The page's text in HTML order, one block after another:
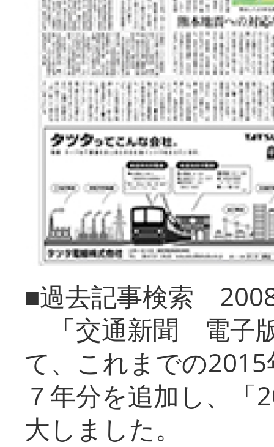
■過去記事検索
「交通新聞 電子
て、これまでの
７年分を追加し、「
大しまし